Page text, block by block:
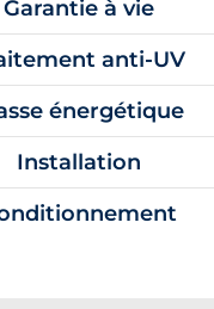
Garantie à vie
anti-UV
énergétique
Installation